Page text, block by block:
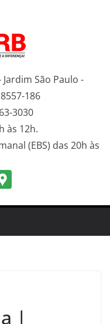
São Paulo -
186
3030
às 12h.
(EBS) das 20h às
gl
p
|